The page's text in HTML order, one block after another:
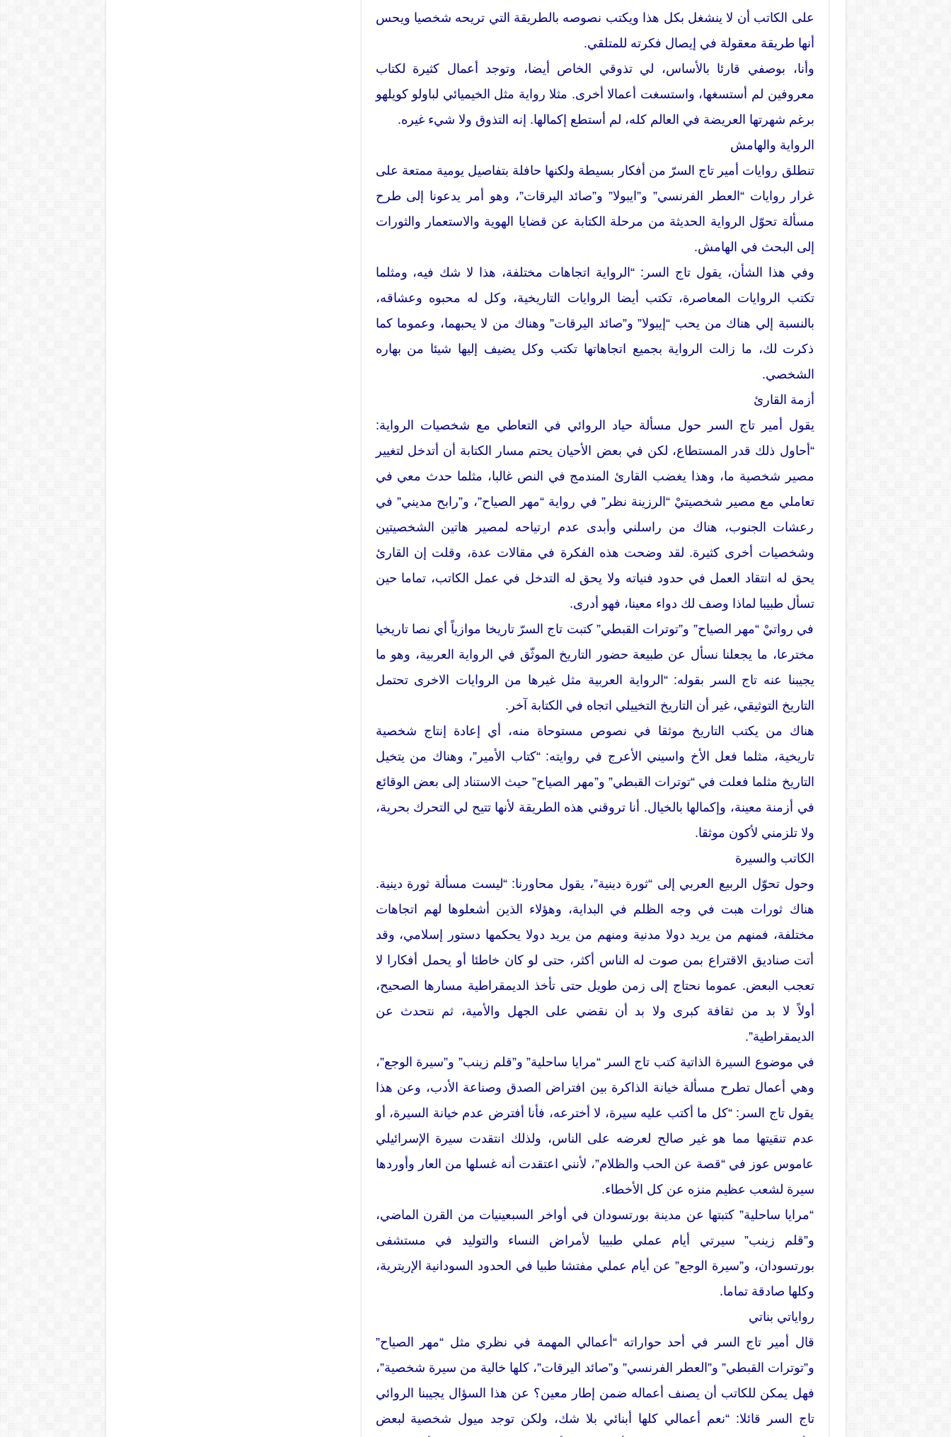
على الكاتب أن لا ينشغل بكل هذا ويكتب نصوصه بالطريقة التي تريحه شخصيا ويحس
أنها طريقة معقولة في إيصال فكرته للمتلقي.
وأنا، بوصفي قارئا بالأساس، لي تذوقي الخاص أيضا، وتوجد أعمال كثيرة لكتاب
معروفين لم أستسغها، واستسغت أعمالا أخرى. مثلا رواية مثل الخيميائي لباولو كويلهو
برغم شهرتها العريضة في العالم كله، لم أستطع إكمالها. إنه التذوق ولا شيء غيره.
الرواية والهامش
تنطلق روايات أمير تاج السرّ من أفكار بسيطة ولكنها حافلة بتفاصيل يومية ممتعة على
غرار روايات “العطر الفرنسي” و”ايبولا” و”صائد اليرقات”، وهو أمر يدعونا إلى طرح
مسألة تحوّل الرواية الحديثة من مرحلة الكتابة عن قضايا الهوية والاستعمار والثورات
إلى البحث في الهامش.
وفي هذا الشأن، يقول تاج السر: “الرواية اتجاهات مختلفة، هذا لا شك فيه، ومثلما
تكتب الروايات المعاصرة، تكتب أيضا الروايات التاريخية، وكل له محبوه وعشاقه،
بالنسبة إلي هناك من يحب “إيبولا” و”صائد اليرقات” وهناك من لا يحبهما، وعموما كما
ذكرت لك، ما زالت الرواية بجميع اتجاهاتها تكتب وكل يضيف إليها شيئا من بهاره
الشخصي.
أزمة القارئ
يقول أمير تاج السر حول مسألة حياد الروائي في التعاطي مع شخصيات الرواية:
“أحاول ذلك قدر المستطاع، لكن في بعض الأحيان يحتم مسار الكتابة أن أتدخل لتغيير
مصير شخصية ما، وهذا يغضب القارئ المندمج في النص غالبا، مثلما حدث معي في
تعاملي مع مصير شخصيتيْ “الرزينة نظر” في رواية “مهر الصياح”، و”رابح مديني” في
رعشات الجنوب، هناك من راسلني وأبدى عدم ارتياحه لمصير هاتين الشخصيتين
وشخصيات أخرى كثيرة. لقد وضحت هذه الفكرة في مقالات عدة، وقلت إن القارئ
يحق له انتقاد العمل في حدود فنياته ولا يحق له التدخل في عمل الكاتب، تماما حين
تسأل طبيبا لماذا وصف لك دواء معينا، فهو أدرى.
في رواتيْ “مهر الصياح” و”توترات القبطي” كتبت تاج السرّ تاريخا موازياً أي نصا تاريخيا
مخترعا، ما يجعلنا نسأل عن طبيعة حضور التاريخ الموثّق في الرواية العربية، وهو ما
يجيبنا عنه تاج السر بقوله: “الرواية العربية مثل غيرها من الروايات الاخرى تحتمل
التاريخ التوثيقي، غير أن التاريخ التخييلي اتجاه في الكتابة آخر.
هناك من يكتب التاريخ موثقا في نصوص مستوحاة منه، أي إعادة إنتاج شخصية
تاريخية، مثلما فعل الأخ واسيني الأعرج في روايته: “كتاب الأمير”، وهناك من يتخيل
التاريخ مثلما فعلت في “توترات القبطي” و”مهر الصياح” حيث الاستناد إلى بعض الوقائع
في أزمنة معينة، وإكمالها بالخيال. أنا تروقني هذه الطريقة لأنها تتيح لي التحرك بحرية،
ولا تلزمني لأكون موثقا.
الكاتب والسيرة
وحول تحوّل الربيع العربي إلى “ثورة دينية”، يقول محاورنا: “ليست مسألة ثورة دينية.
هناك ثورات هبت في وجه الظلم في البداية، وهؤلاء الذين أشعلوها لهم اتجاهات
مختلفة، فمنهم من يريد دولا مدنية ومنهم من يريد دولا يحكمها دستور إسلامي، وقد
أتت صناديق الاقتراع بمن صوت له الناس أكثر، حتى لو كان خاطئا أو يحمل أفكارا لا
تعجب البعض. عموما نحتاج إلى زمن طويل حتى تأخذ الديمقراطية مسارها الصحيح،
أولاً لا بد من ثقافة كبرى ولا بد أن نقضي على الجهل والأمية، ثم نتحدث عن
الديمقراطية”.
في موضوع السيرة الذاتية كتب تاج السر “مرايا ساحلية” و”قلم زينب” و”سيرة الوجع”،
وهي أعمال تطرح مسألة خيانة الذاكرة بين افتراض الصدق وصناعة الأدب، وعن هذا
يقول تاج السر: “كل ما أكتب عليه سيرة، لا أخترعه، فأنا أفترض عدم خيانة السيرة، أو
عدم تنقيتها مما هو غير صالح لعرضه على الناس، ولذلك انتقدت سيرة الإسرائيلي
عاموس عوز في “قصة عن الحب والظلام”، لأنني اعتقدت أنه غسلها من العار وأوردها
سيرة لشعب عظيم منزه عن كل الأخطاء.
“مرايا ساحلية” كتبتها عن مدينة بورتسودان في أواخر السبعينيات من القرن الماضي،
و”قلم زينب” سيرتي أيام عملي طبيبا لأمراض النساء والتوليد في مستشفى
بورتسودان، و”سيرة الوجع” عن أيام عملي مفتشا طبيا في الحدود السودانية الإريترية،
وكلها صادقة تماما.
رواياتي بناتي
قال أمير تاج السر في أحد حواراته “أعمالي المهمة في نظري مثل “مهر الصياح”
و”توترات القبطي” و”العطر الفرنسي” و”صائد اليرقات”، كلها خالية من سيرة شخصية”،
فهل يمكن للكاتب أن يصنف أعماله ضمن إطار معين؟ عن هذا السؤال يجيبنا الروائي
تاج السر قائلا: “نعم أعمالي كلها أبنائي بلا شك، ولكن توجد ميول شخصية لبعض